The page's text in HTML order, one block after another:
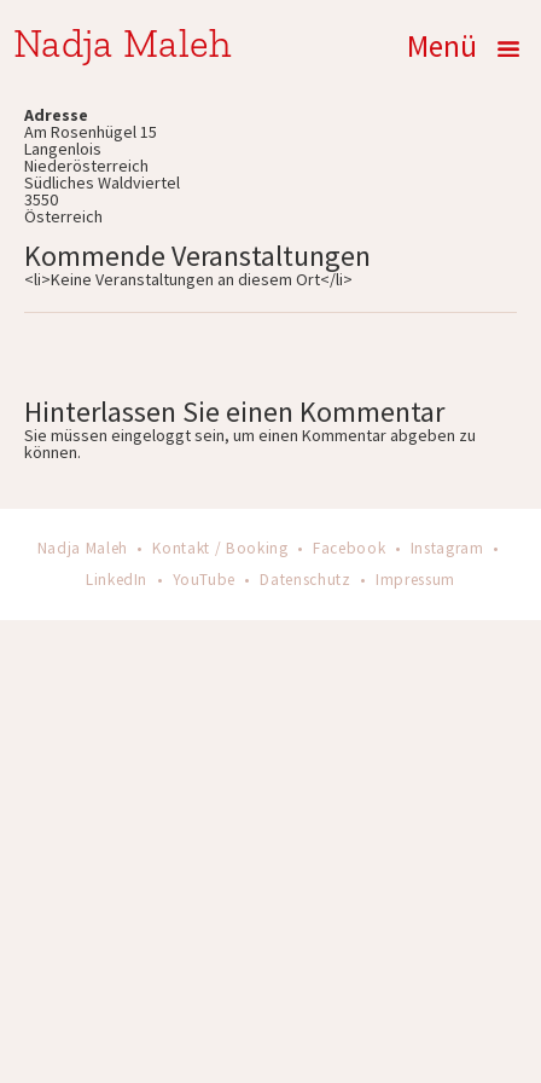
Nadja Maleh Menü
Adresse
Am Rosenhügel 15
Langenlois
Niederösterreich
Südliches Waldviertel
3550
Österreich
Kommende Veranstaltungen
<li>Keine Veranstaltungen an diesem Ort</li>
Hinterlassen Sie einen Kommentar
Sie müssen eingeloggtsein, um einen Kommentar abgeben zu
können.
Nadja Maleh • Kontakt / Booking • Facebook • Instagram •
LinkedIn
• YouTube • Datenschutz • Impressum